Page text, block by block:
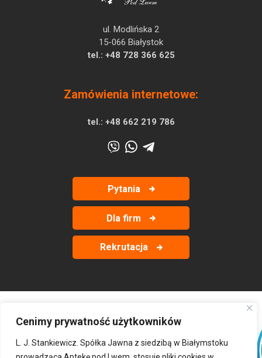
Cenimy prywatność użytkowników
L. J. Stankiewicz. Spółka Jawna z siedzibą w Białymstoku
ul. Modlińska 2
15-066 Białystok
tel.: +48 728 366 625
Zamówienia internetowe:
tel.: +48 662 219 786
Pytania
Dla firm
Rekrutacja
‹